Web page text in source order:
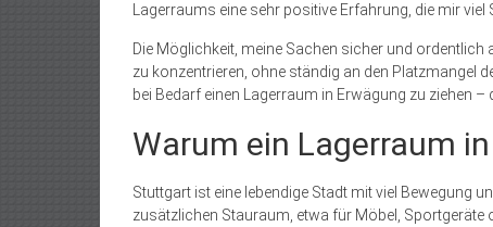
Lagerraums eine sehr positive Erfahrung, die mir viel
Die Möglichkeit, meine Sachen sicher und
zu konzentrieren, ohne ständig an den Platzmangel
bei Bedarf einen Lagerraum in Erwägung zu ziehen
Warum ein Lagerraum
Stuttgart ist eine lebendige Stadt mit viel Bewegung
zusätzlichen Stauraum, etwa für Möbel,